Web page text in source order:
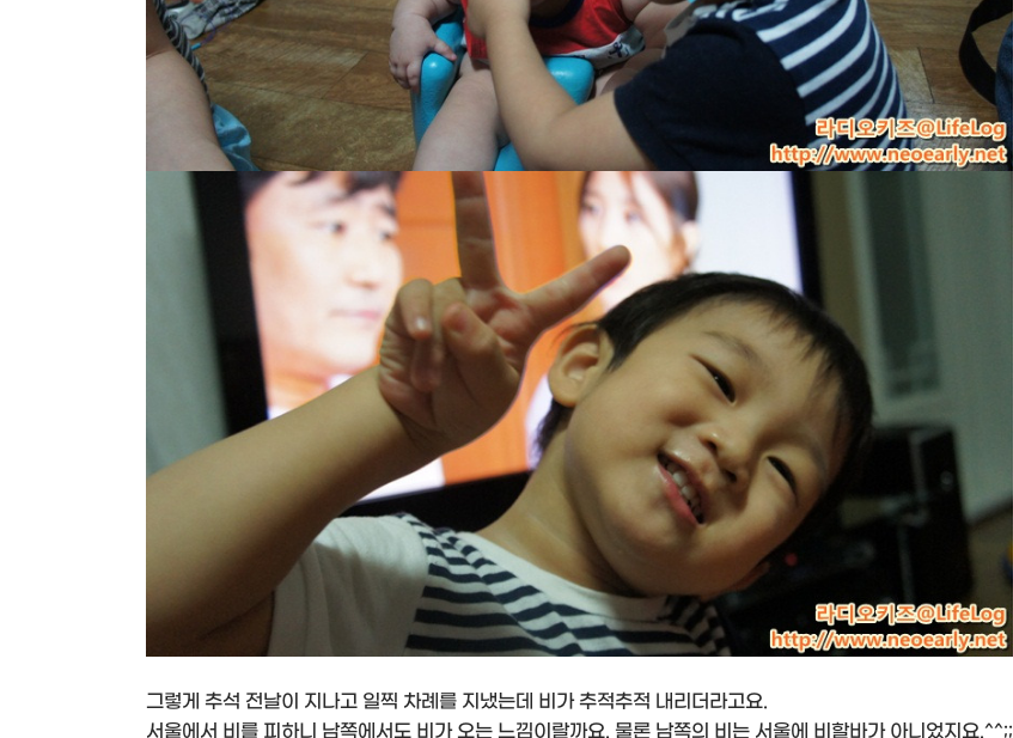
그렇게 추석 전날이 지나고 일찍 차례를 지냈는데 비가 추적추적 내리더라고요.
서울에서 비를 피하니 남쪽에서도 비가 오는 느낌이랄까요. 물론 남쪽의 비는 서울에 비할바가 아니었지요.^^;;